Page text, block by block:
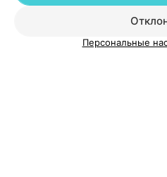
Добавить
Персональные